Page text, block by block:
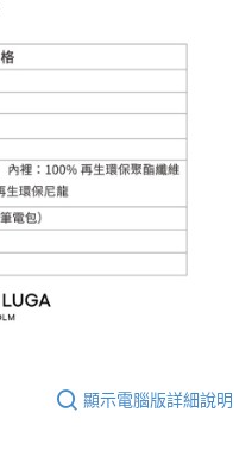
顯示電腦版詳細說明